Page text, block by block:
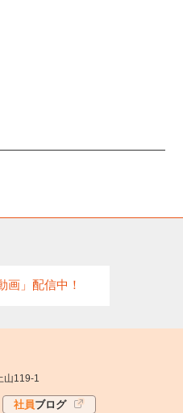
画」配信中！
山119-1
社員ブログ